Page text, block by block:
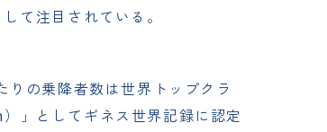
て注目されている。
の乗降者数は世界トップクラ
」としてギネス世界記録に認定